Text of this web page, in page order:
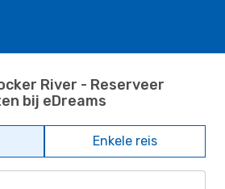
River - Reserveer
bij eDreams
Enkele reis